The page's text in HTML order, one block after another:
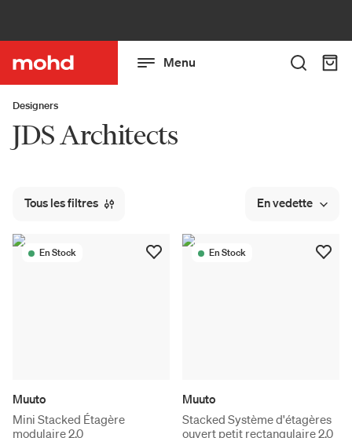
Menu
Designers
JDS Architects
Tous les filtres En vedette
En Stock
Muuto
Mini Stacked Étagère
modulaire 2.0
En Stock
Muuto
Stacked Système d'étagères
ouvert petit rectangulaire 2.0